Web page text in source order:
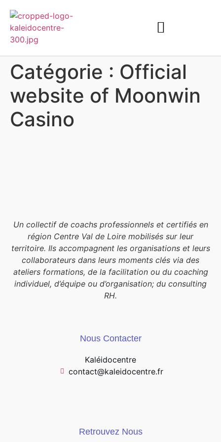
Catégorie : Official
website of Moonwin
Casino
Un collectif de coachs professionnels et certifiés en
région Centre Val de Loire mobilisés sur leur
territoire. Ils accompagnent les organisations et leurs
collaborateurs dans leurs moments clés via des
ateliers formations, de la facilitation ou du coaching
individuel, d’équipe ou d’organisation; du consulting
RH.
Nous Contacter
Kaléidocentre
contact@kaleidocentre.fr
Retrouvez Nous